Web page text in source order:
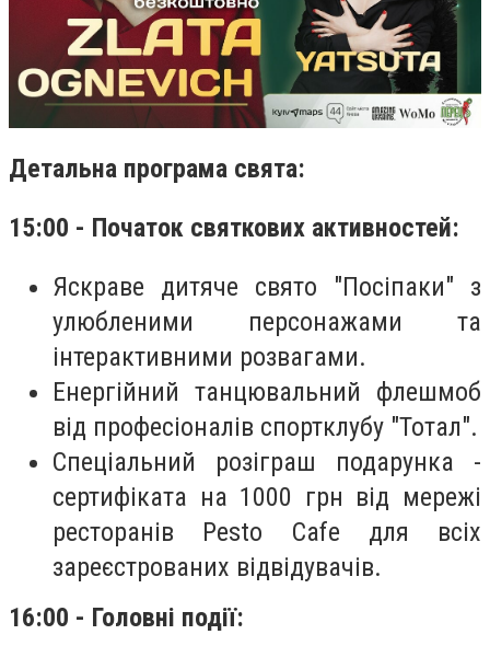
Детальна програма свята:
15:00 - Початок святкових активностей:
Яскраве дитяче свято "Посіпаки" з
улюбленими персонажами та
інтерактивними розвагами.
Енергійний танцювальний флешмоб
від професіоналів спортклубу "Тотал".
Спеціальний розіграш подарунка -
сертифіката на 1000 грн від мережі
ресторанів Pesto Cafe для всіх
зареєстрованих відвідувачів.
16:00 - Головні події: